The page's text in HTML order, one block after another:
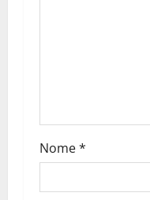
Nome*